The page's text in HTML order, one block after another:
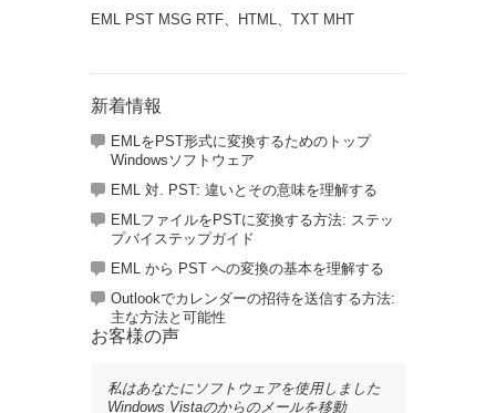
EML PST MSG RTF、HTML、TXT MHT
新着情報
EMLをPST形式に変換するためのトップ
Windowsソフトウェア
EML 対. PST: 違いとその意味を理解する
EMLファイルをPSTに変換する方法: ステッ
プバイステップガイド
EML から PST への変換の基本を理解する
Outlookでカレンダーの招待を送信する方法:
主な方法と可能性
お客様の声
私はあなたにソフトウェアを使用しました
Windows Vistaのからのメールを移動